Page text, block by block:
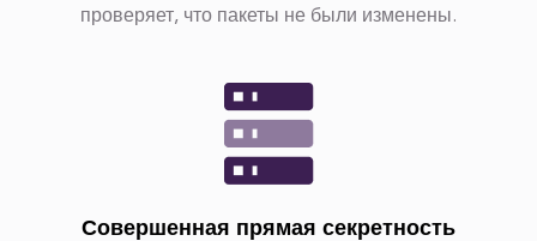
проверяет, что пакеты не были изменены.
Совершенная прямая секретность